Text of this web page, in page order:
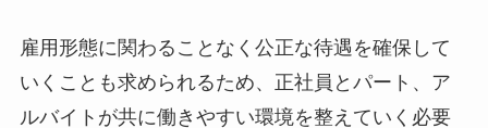
雇用形態に関わることなく公正な待遇を確保して
いくことも求められるため、正社員とパート、ア
ルバイトが共に働きやすい環境を整えていく必要